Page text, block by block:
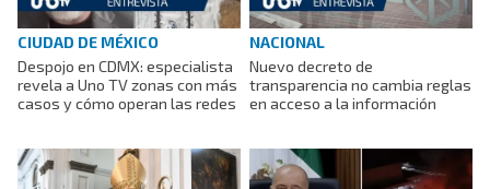
CIUDAD DE MÉXICO
Despojo en CDMX: especialista
revela a Uno TV zonas con más
casos y cómo operan las redes
NACIONAL
Nuevo decreto de
transparencia no cambia reglas
en acceso a la información